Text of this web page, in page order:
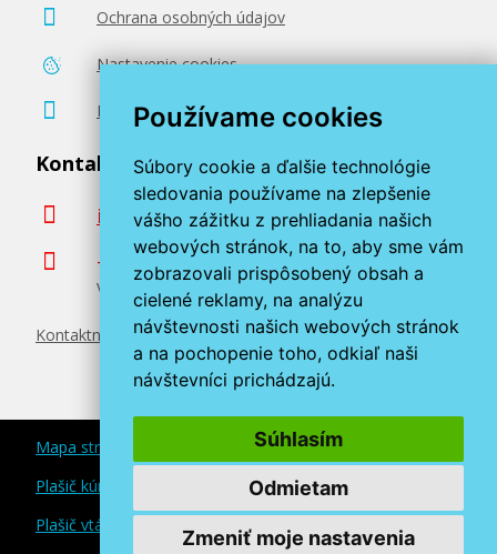
Používame cookies
Súbory cookie a ďalšie technológie
sledovania používame na zlepšenie
vášho zážitku z prehliadania našich
webových stránok, na to, aby sme vám
zobrazovali prispôsobený obsah a
cielené reklamy, na analýzu
návštevnosti našich webových stránok
a na pochopenie toho, odkiaľ naši
návštevníci prichádzajú.
Súhlasím
Odmietam
Zmeniť moje nastavenia
Ochrana osobných údajov
Nastavenie cookies
Poradenstvo zadarmo
Kontaktujte nás
info@miroluk.sk
+420 377 222 313
Volajte v pracovné dni od 8. do 17. hod.
Kontaktné údaje
Mapa stránok
Plašič kún a myší
Plašič vtákov